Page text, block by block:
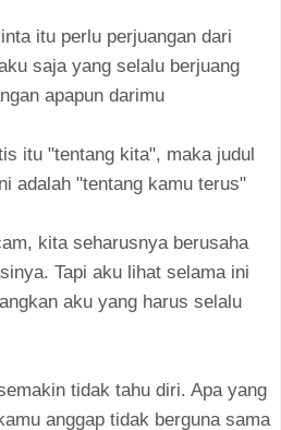
itu perlu perjuangan dari
saja yang selalu berjuang
apapun darimu
itu "tentang kita", maka judul
adalah "tentang kamu terus"
kita seharusnya berusaha
Tapi aku lihat selama ini
aku yang harus selalu
tidak tahu diri. Apa yang
anggap tidak berguna sama